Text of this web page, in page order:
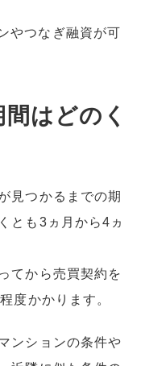
やつなぎ融資が可
はどのく
見つかるまでの期
とも3ヵ月から4ヵ
てから売買契約を
度かかります。
ンションの条件や